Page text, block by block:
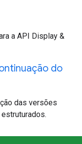
a API Display &
do
das versões